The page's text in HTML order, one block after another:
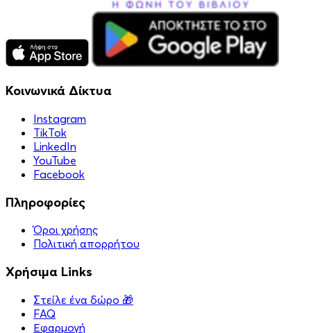
Κοινωνικά Δίκτυα
Instagram
TikTok
LinkedIn
YouTube
Facebook
Πληροφορίες
Όροι χρήσης
Πολιτική απορρήτου
Χρήσιμα Links
Στείλε ένα δώρο 🎁
FAQ
Εφαρμογή